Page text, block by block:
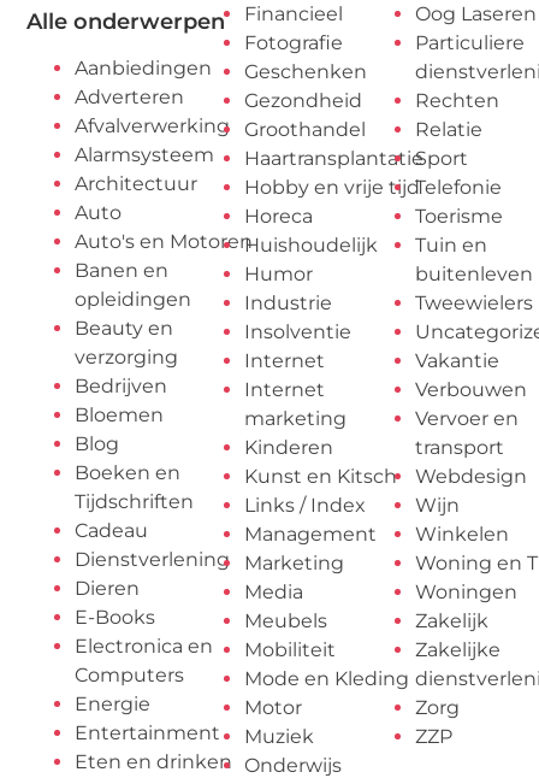
Alle onderwerpen
Aanbiedingen
Adverteren
Afvalverwerking
Alarmsysteem
Architectuur
Auto
Auto's en Motoren
Banen en
opleidingen
Beauty en
verzorging
Bedrijven
Bloemen
Blog
Boeken en
Tijdschriften
Cadeau
Dienstverlening
Dieren
E-Books
Electronica en
Computers
Energie
Entertainment
Eten en drinken
Financieel
Fotografie
Geschenken
Gezondheid
Groothandel
Haartransplantatie
Hobby en vrije tijd
Horeca
Huishoudelijk
Humor
Industrie
Insolventie
Internet
Internet
marketing
Kinderen
Kunst en Kitsch
Links / Index
Management
Marketing
Media
Meubels
Mobiliteit
Mode en Kleding
Motor
Muziek
Onderwijs
Oog Laseren
Particuliere
Rechten
Relatie
Sport
Telefonie
Toerisme
Tuin en
buitenleven
Tweewielers
Vakantie
Verbouwen
Vervoer en
transport
Webdesign
Wijn
Winkelen
Woning en
Woningen
Zakelijk
Zakelijke
Zorg
ZZP